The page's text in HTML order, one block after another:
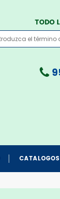
TODO
CATALOGOS